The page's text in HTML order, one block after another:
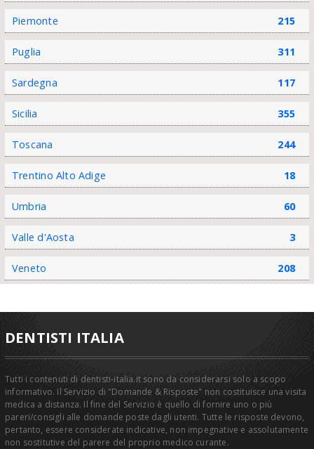
Piemonte 215
Puglia 311
Sardegna 117
Sicilia 355
Toscana 244
Trentino Alto Adige 18
Umbria 60
Valle d'Aosta 3
Veneto 208
DENTISTI ITALIA
Tutti i contenuti di dentisti-italia.it sono da considerarsi solo a scopo
informativo. Il Servizio di "Domande & Risposte" non costituisce una visita
medica a distanza. Il fine del Servizio è quello di fornire uno o più
pareri/consigli alle domande poste dagli utenti. Tutte le risposte devono,
pertanto, essere considerate indicative, non impegnative e assolutamente
non sostitutive del parere del proprio medico curante.